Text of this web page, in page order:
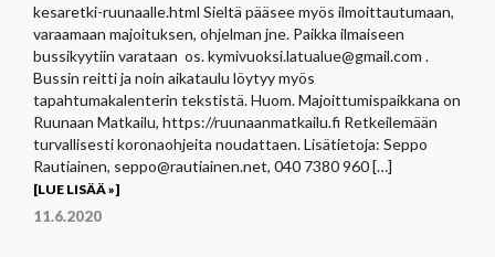
kesaretki-ruunaalle.html Sieltä pääsee myös ilmoittautumaan,
varaamaan majoituksen, ohjelman jne. Paikka ilmaiseen
bussikyytiin varataan os. kymivuoksi.latualue@gmail.com .
Bussin reitti ja noin aikataulu löytyy myös
tapahtumakalenterin tekstistä. Huom. Majoittumispaikkana on
Ruunaan Matkailu, https://ruunaanmatkailu.fi Retkeilemään
turvallisesti koronaohjeita noudattaen. Lisätietoja: Seppo
Rautiainen, seppo@rautiainen.net, 040 7380 960 […]
[LUE LISÄÄ »]
11.6.2020